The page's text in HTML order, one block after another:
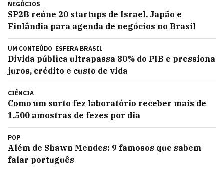
NEGÓCIOS
SP2B reúne 20 startups de Israel, Japão e
Finlândia para agenda de negócios no Brasil
UM CONTEÚDO ESFERA BRASIL
Dívida pública ultrapassa 80% do PIB e pressiona
juros, crédito e custo de vida
CIÊNCIA
Como um surto fez laboratório receber mais de
1.500 amostras de fezes por dia
POP
Além de Shawn Mendes: 9 famosos que sabem
falar português